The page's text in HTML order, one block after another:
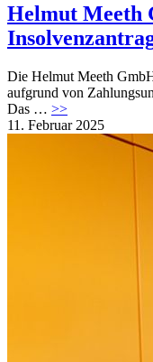
Helmut Meeth
Die Helmut Meeth
aufgrund von
Das … >>
11. Februar 2025